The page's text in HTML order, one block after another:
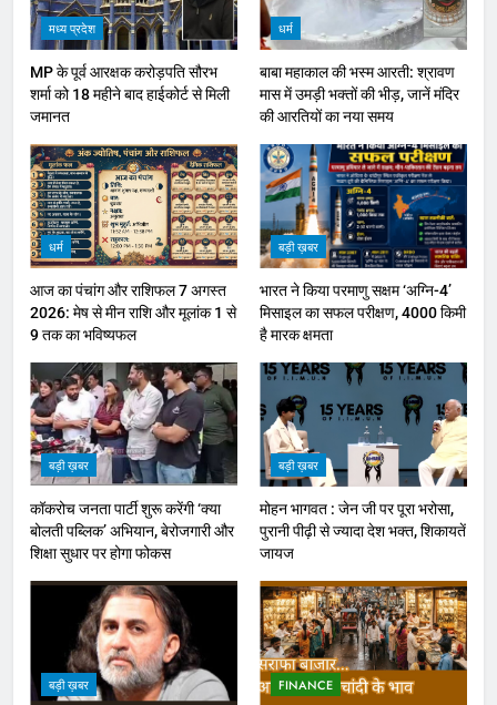
मध्य प्रदेश
MP के पूर्व आरक्षक करोड़पति सौरभ
शर्मा को 18 महीने बाद हाईकोर्ट से मिली
जमानत
धर्म
बाबा महाकाल की भस्म आरती: श्रावण
मास में उमड़ी भक्तों की भीड़, जानें मंदिर
की आरतियों का नया समय
धर्म
आज का पंचांग और राशिफल 7 अगस्त
2026: मेष से मीन राशि और मूलांक 1 से
9 तक का भविष्यफल
बड़ी ख़बर
भारत ने किया परमाणु सक्षम ‘अग्नि-4’
मिसाइल का सफल परीक्षण, 4000 किमी
है मारक क्षमता
बड़ी ख़बर
कॉकरोच जनता पार्टी शुरू करेंगी ‘क्या
बोलती पब्लिक’ अभियान, बेरोजगारी और
शिक्षा सुधार पर होगा फोकस
बड़ी ख़बर
मोहन भागवत : जेन जी पर पूरा भरोसा,
पुरानी पीढ़ी से ज्यादा देश भक्त, शिकायतें
जायज
बड़ी ख़बर FINANCE